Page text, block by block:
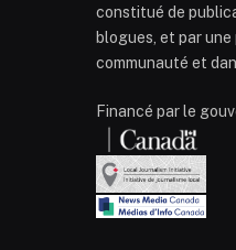
constitué de
blogues, et par
communauté et
Financé par le